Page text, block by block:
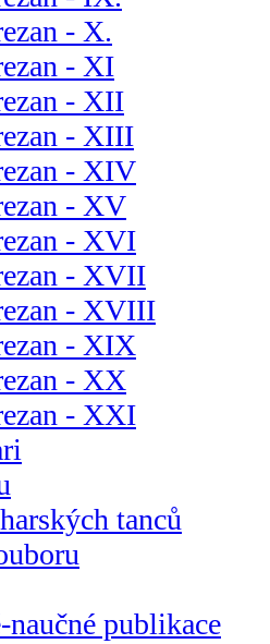
- X.
- XI
- XII
- XIII
- XIV
- XV
- XVI
- XVII
- XVIII
- XIX
- XX
- XXI
tanců
naučné publikace